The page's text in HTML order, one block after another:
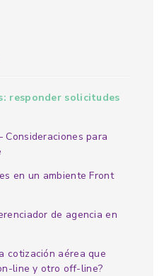
responder solicitudes
Consideraciones para
en un ambiente Front
de agencia en
cotización aérea que
line y otro off-line?